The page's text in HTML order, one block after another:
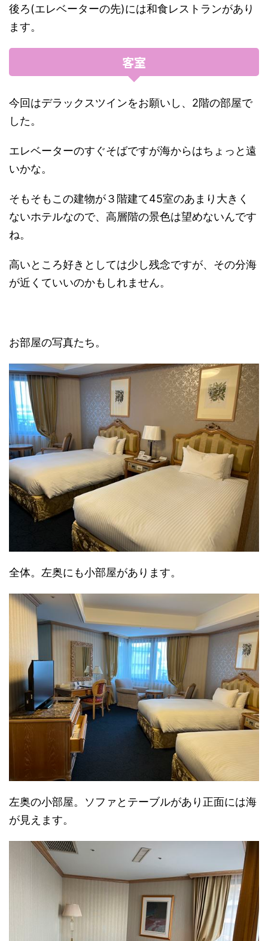
後ろ(エレベーターの先)には和食レストランがあり
ます。
客室
今回はデラックスツインをお願いし、2階の部屋で
した。
エレベーターのすぐそばですが海からはちょっと遠
いかな。
そもそもこの建物が３階建て45室のあまり大きく
ないホテルなので、高層階の景色は望めないんです
ね。
高いところ好きとしては少し残念ですが、その分海
が近くていいのかもしれません。
お部屋の写真たち。
全体。左奥にも小部屋があります。
左奥の小部屋。ソファとテーブルがあり正面には海
が見えます。